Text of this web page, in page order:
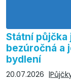
Státní půjčka
bezúročná a
bydlení
20.07.2026